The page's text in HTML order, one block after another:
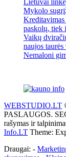
Mykolo
paskolų, tiek
Vaikų
naujos
Nemaloni
WEBSTUDIO.LT
PASLAUGOS.
rašymas ir
Info.LT Theme:
Draugai: -